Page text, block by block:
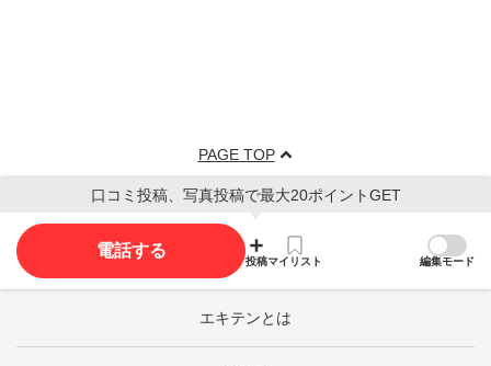
PAGE TOP
口コミ投稿、写真投稿で最大20ポイントGET
電話する
投稿マイリスト 編集モード
エキテンとは